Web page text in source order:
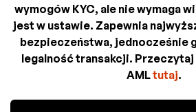
wymogów KYC, ale nie wymaga
jest w ustawie. Zapewnia
bezpieczeństwa, jednocześnie
legalność transakcji.
AMLtutaj.